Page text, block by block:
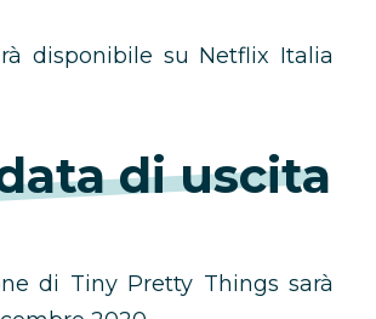
disponibile su Netflix Italia
di uscita
di Tiny Pretty Things sarà